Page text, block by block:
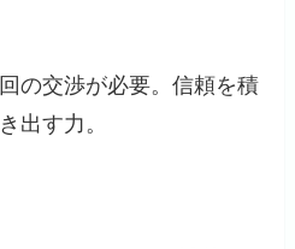
の交渉が必要。信頼を積
出す力。